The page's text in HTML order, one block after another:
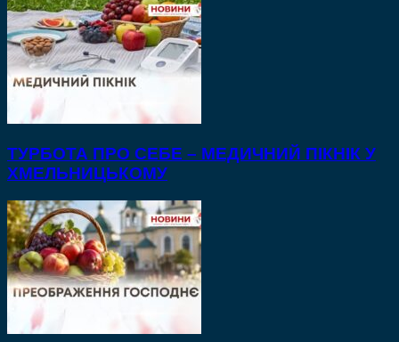
ТУРБОТА ПРО СЕБЕ – МЕДИЧНИЙ ПІКНІК У
ХМЕЛЬНИЦЬКОМУ